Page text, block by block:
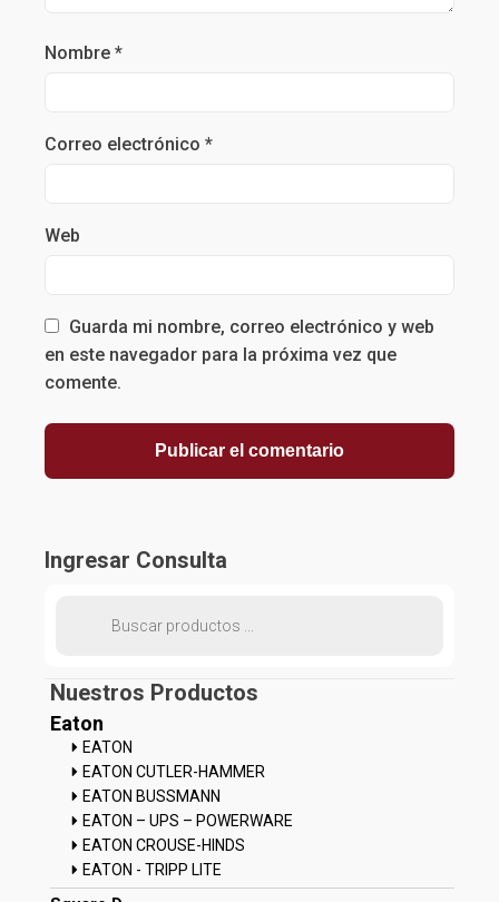
Nombre *
Correo electrónico *
Web
Guarda mi nombre, correo electrónico y web
en este navegador para la próxima vez que
comente.
Ingresar Consulta
Nuestros Productos
Eaton
EATON
EATON CUTLER-HAMMER
EATON BUSSMANN
EATON – UPS – POWERWARE
EATON CROUSE-HINDS
EATON - TRIPP LITE